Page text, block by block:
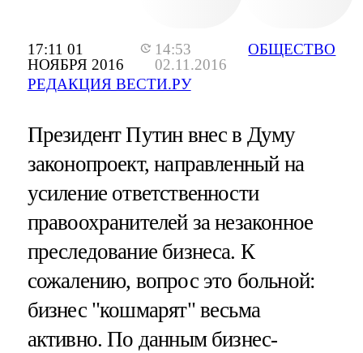
17:11 01
НОЯБРЯ 2016
14:53
02.11.2016
РЕДАКЦИЯ ВЕСТИ.РУ
ОБЩЕСТВО
Президент Путин внес в Думу
законопроект, направленный на
усиление ответственности
правоохранителей за незаконное
преследование бизнеса. К
сожалению, вопрос это больной:
бизнес "кошмарят" весьма
активно. По данным бизнес-